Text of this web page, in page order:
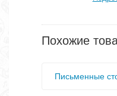
Похожие
Письменные